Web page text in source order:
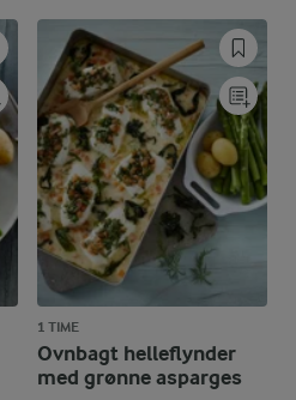
1 TIME
Ovnbagt helleflynder
med grønne asparges